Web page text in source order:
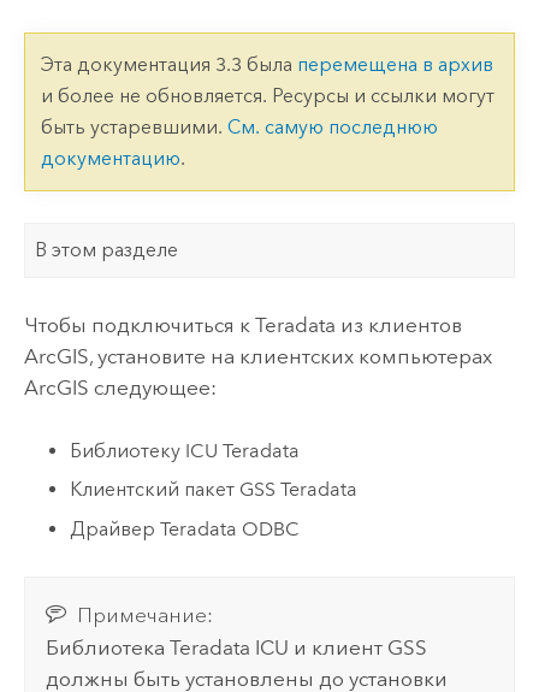
Эта документация 3.3 была перемещена в архив
и более не обновляется. Ресурсы и ссылки могут
быть устаревшими. См. самую последнюю
документацию.
В этом разделе
Чтобы подключиться к Teradata из клиентов
ArcGIS, установите на клиентских компьютерах
ArcGIS следующее:
Библиотеку ICUTeradata
Клиентский пакет GSSTeradata
ДрайверTeradata ODBC
Примечание:
БиблиотекаTeradata ICU и клиент GSS
должны быть установлены до установки